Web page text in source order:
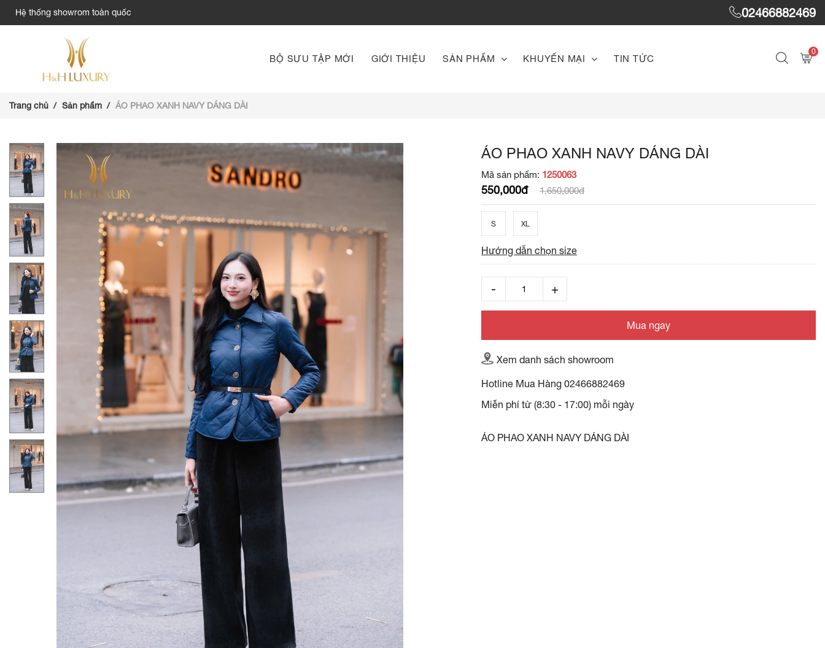
Hệ thống showrom toàn quốc 02466882469
BỘ SƯU TẬP MỚI GIỚI THIỆU SẢN PHẨM KHUYẾN MẠI TIN TỨC
0
Trang chủ Sản phẩm ÁO PHAO XANH NAVY DÁNG DÀI
ÁO PHAO XANH NAVY DÁNG DÀI
Mã sản phẩm: 1250063
550,000đ 1,650,000đ
S XL
Hướng dẫn chọn size
Mua ngay
Xem danh sách showroom
Hotline Mua Hàng 02466882469
Miễn phí từ (8:30 - 17:00) mỗi ngày
ÁO PHAO XANH NAVY DÁNG DÀI